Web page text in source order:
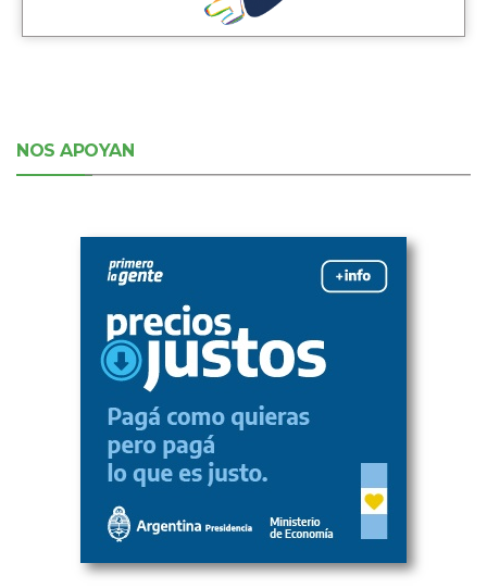
NOS APOYAN